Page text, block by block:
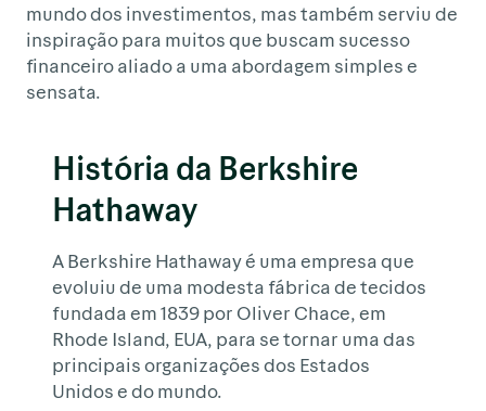
mundo dos investimentos, mas também serviu de
inspiração para muitos que buscam sucesso
financeiro aliado a uma abordagem simples e
sensata.
História da Berkshire
Hathaway
A Berkshire Hathaway é uma empresa que
evoluiu de uma modesta fábrica de tecidos
fundada em 1839 por Oliver Chace, em
Rhode Island, EUA, para se tornar uma das
principais organizações dos Estados
Unidos e do mundo.